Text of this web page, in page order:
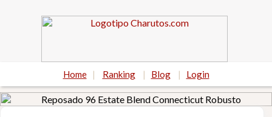
Home | Ranking | Blog | Login